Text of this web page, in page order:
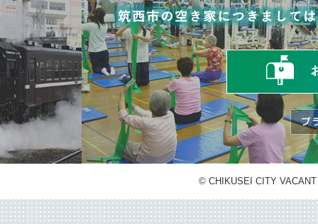
© CHIKUSEI CITY